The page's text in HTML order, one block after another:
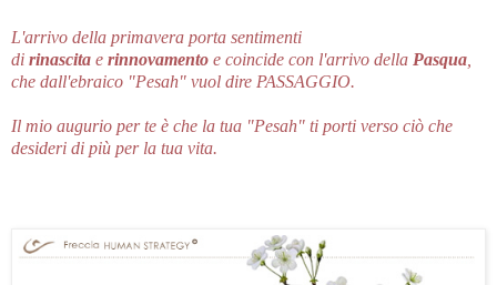
L'arrivo della primavera porta sentimenti
di rinascita e rinnovamento e coincide con l'arrivo della Pasqua
che dall'ebraico "Pesah" vuol dire PASSAGGIO.
Il mio augurio per te è che la tua "Pesah" ti porti verso ciò che
desideri di più per la tua vita.